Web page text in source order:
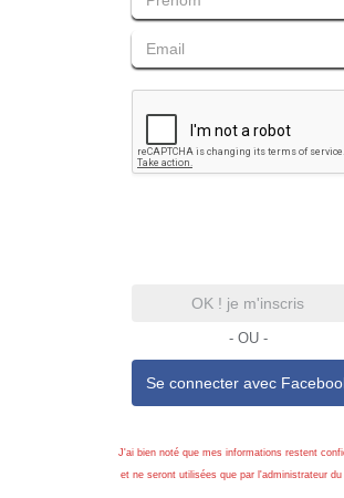
OK ! je m'inscris
- OU -
Se connecter avec
J'ai bien noté que mes informations restent
et ne seront utilisées que par l'administrateur du